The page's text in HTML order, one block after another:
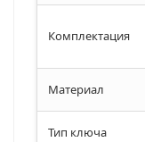
Комплектация
Материал
Тип ключа